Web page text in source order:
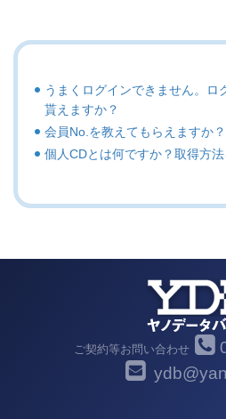
うまくログインできません。ロ
貰えますか？
会員No.を教えてもらえますか？
個人CDとは何ですか？取得方法
ご契約等お問い合わせ